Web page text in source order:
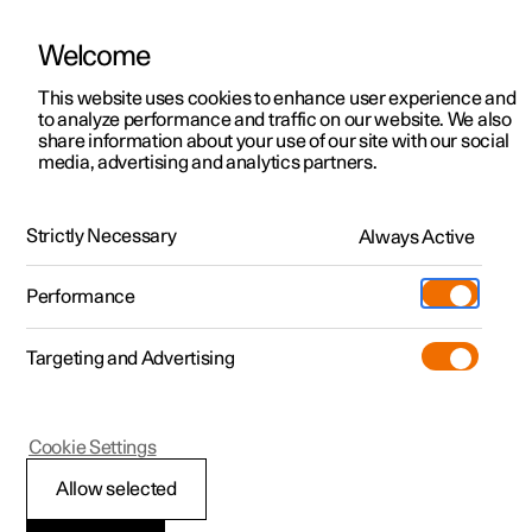
Polestar 2
Polestar 3
Polestar 4
Pre-owned
Shop
Meer
Testrit
Aanbiedingen voor
Testrit
Aanbiedingen voor
Polestar 4 coupé
Ontdek Polestar 4
Testrit
Bekijk onze stockwagens
Aanbiedingen voor
Ontdek Polestar 5
Over pre-owned
Pre-owned aanbiedingen
Aanbiedingen voor particulieren
Aanbiedingen voor
professionelen
Bekijk onze stockwagens
Configureer
Pre-owned
Testrit
Additionals
(Opent in een nieuw venster)
Experiences
Ontmoet ons
Servicepunten
Opladen
Support
HandleidingVideogalerijSoftware-updates
Pilot Assist
Polestar 4
Communicatie en
Welcome
This website uses cookies to enhance user experience and
to analyze performance and traffic on our website. We also
share information about your use of our site with our social
media, advertising and analytics partners.
Strictly Necessary Always Active
Performance
Targeting and Advertising
Allow selected
Cookie Settings